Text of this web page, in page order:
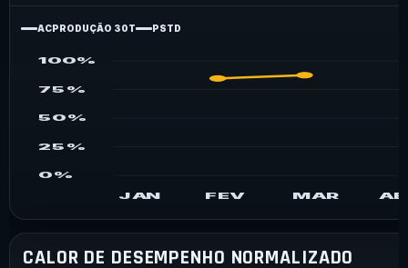
ACPRODUÇÃO 30T PSTD
100%
75%
50%
25%
0%
JAN FEV MAR
CALOR DE DESEMPENHO NORMALIZADO